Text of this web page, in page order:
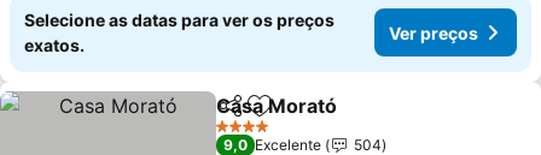
Selecione as datas para ver os preços
exatos.
Ver preços
PartilharAdicionar aos favoritos
Casa Morató
4 Estrelas
9,0 Excelente
504